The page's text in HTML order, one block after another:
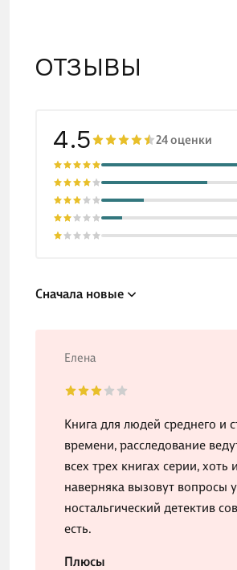
ОТЗЫВЫ
4.5 24 оценки
Сначала новые
Елена
Книга для людей среднего и
времени, расследование
всех трех книгах серии,
наверняка вызовут вопросы
ностальгический детектив
есть.
Плюсы